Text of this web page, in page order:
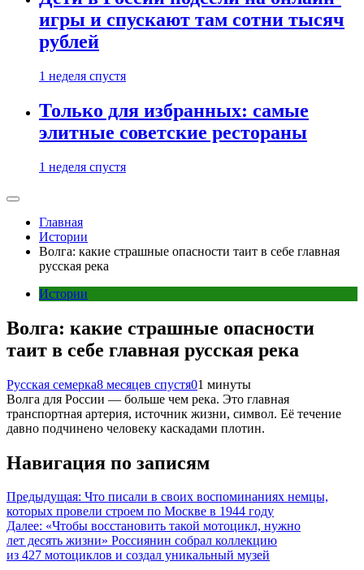
игры и спускают там сотни тысяч
рублей
1 неделя спустя
Только для избранных: самые
элитные советские рестораны
1 неделя спустя
Главная
Истории
Волга: какие страшные опасности таит в себе главная
русская река
Истории
Волга: какие страшные опасности
таит в себе главная русская река
Русская семерка8 месяцев спустя01 минуты
Волга для России — больше чем река. Это главная
транспортная артерия, источник жизни, символ. Её течение
давно подчинено человеку каскадами плотин.
Навигация по записям
Предыдущая: Что писали в своих воспоминаниях немцы,
которых провели строем по Москве в 1944 году
Далее: «Чтобы восстановить такой мотоцикл, нужно
лет десять жизни» Россиянин собрал коллекцию
из 427 мотоциклов и создал уникальный музей